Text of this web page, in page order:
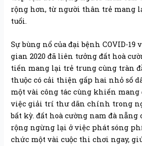
rộng hơn, từ người thân trẻ mang
tuổi.
Sự bùng nổ của đại bệnh COVID-19
gian 2020 đã liên tưởng đất hoà
tiến mang lại trẻ trung cùng tràn
thuộc có cải thiện gấp hai nhỏ số
một vài công tác cùng khiến
việc giải trí thư dãn chính trong
bất kỳ. đất hoà cường nam đà
rộng ngừng lại ở việc phát sóng
chức một vài cuộc thi chơi ngay,